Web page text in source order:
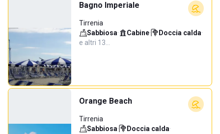
Bagno Imperiale
Tirrenia
Sabbiosa· Cabine· Doccia calda·
e altri 13…
Orange Beach
Tirrenia
Sabbiosa· Doccia calda·